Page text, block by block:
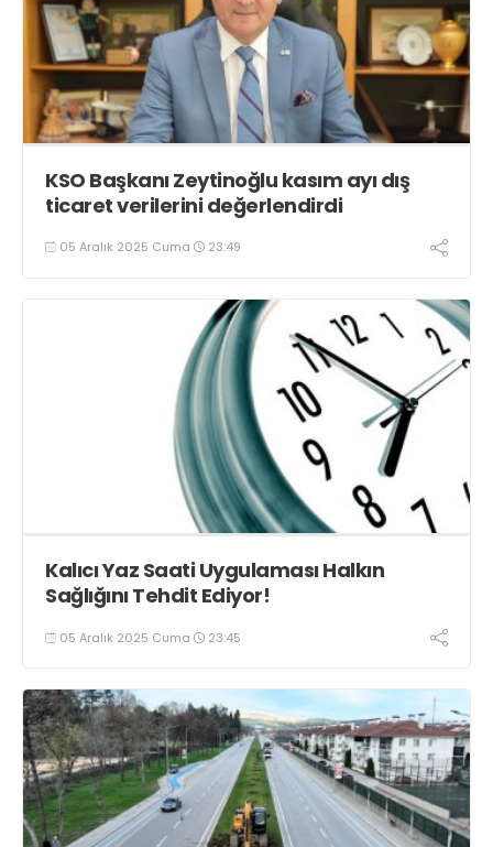
KSO Başkanı Zeytinoğlu kasım ayı dış
ticaret verilerini değerlendirdi
05 Aralık 2025 Cuma 23:49
Kalıcı Yaz Saati Uygulaması Halkın
Sağlığını Tehdit Ediyor!
05 Aralık 2025 Cuma 23:45